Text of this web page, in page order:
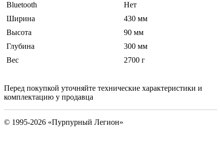
Bluetooth
Нет
Ширина
430 мм
Высота
90 мм
Глубина
300 мм
Вес
2700 г
Перед покупкой уточняйте технические характеристики и
комплектацию у продавца
© 1995-2026 «Пурпурный Легион»